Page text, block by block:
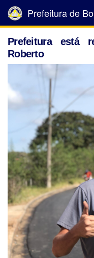
Prefeitura de
Prefeitura está
Roberto